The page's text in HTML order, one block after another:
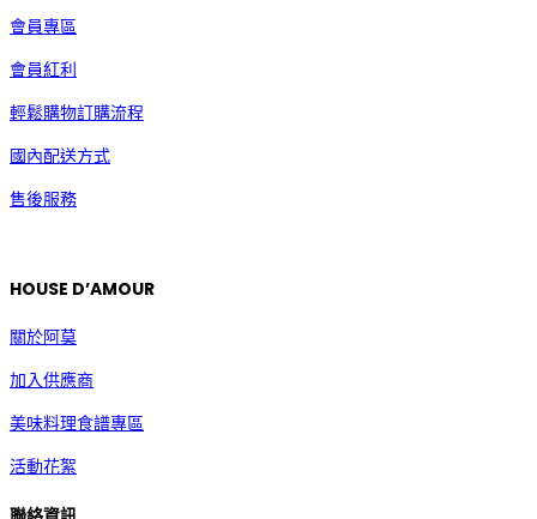
會員專區
會員紅利
輕鬆購物訂購流程
國內配送方式
售後服務
HOUSE D’AMOUR
關於阿莫
加入供應商
美味料理食譜專區
活動花絮